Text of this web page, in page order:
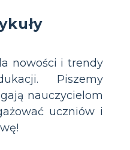
nowości i trendy
Piszemy
nauczycielom
uczniów i